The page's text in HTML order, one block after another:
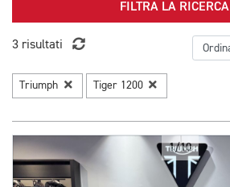
FILTRA LA RICERCA
3 risultati
Triumph Tiger 1200
1/10